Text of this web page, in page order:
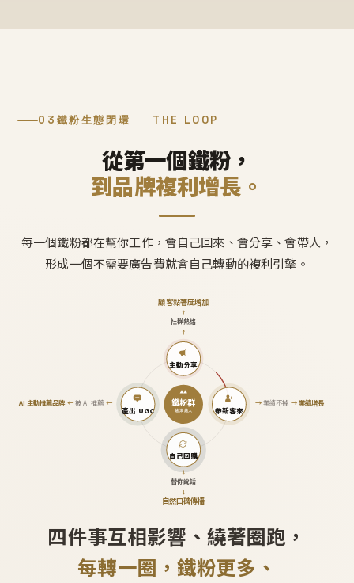
03 鐵粉生態閉環 THE LOOP
從第一個鐵粉，
到品牌複利增長。
每一個鐵粉都在幫你工作，會自己回來、會分享、會帶人，
形成一個不需要廣告費就會自己轉動的複利引擎。
鐵粉群
越滾越大
主動分享
↑
社群熱絡
↑
顧客黏著度增加
帶新客來
→業績不掉 →業績增長
自己回購
↓
替你說話
↓
自然口碑傳播
產出 UGC
AI 主動推薦品牌←被 AI 推薦 ←
四件事互相影響、繞著圈跑，
每轉一圈，鐵粉更多、